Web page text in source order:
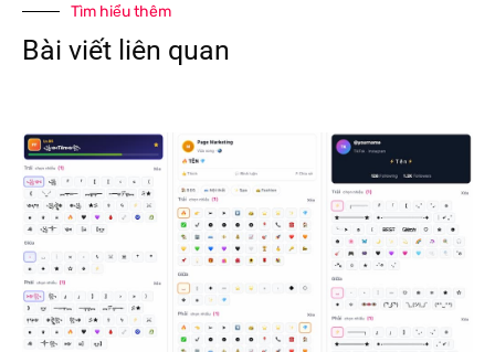
Tìm hiểu thêm
Bài viết liên quan